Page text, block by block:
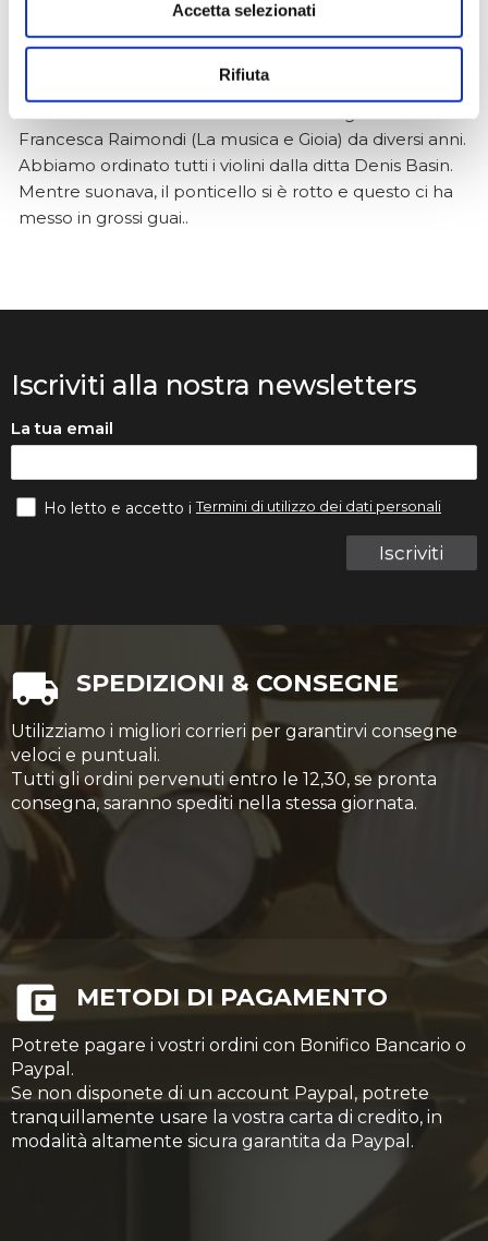
Accetta selezionati
Rifiuta
Anna Prokhorova
un mese fa
Francesca Raimondi (La musica e Gioia) da diversi anni.
Abbiamo ordinato tutti i violini dalla ditta Denis Basin.
Mentre suonava, il ponticello si è rotto e questo ci ha
messo in grossi guai..
Iscriviti alla nostra newsletters
La tua email
Iscriviti
Ho letto e accetto iTermini di utilizzo dei dati personali
SPEDIZIONI & CONSEGNE
Utilizziamo i migliori corrieri per garantirvi consegne
veloci e puntuali.
Tutti gli ordini pervenuti entro le 12,30, se pronta
consegna, saranno spediti nella stessa giornata.
METODI DI PAGAMENTO
Potrete pagare i vostri ordini con Bonifico Bancario o
Paypal.
Se non disponete di un account Paypal, potrete
tranquillamente usare la vostra carta di credito, in
modalità altamente sicura garantita da Paypal.